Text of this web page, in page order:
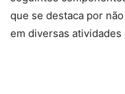
que se destaca por
em diversas atividades